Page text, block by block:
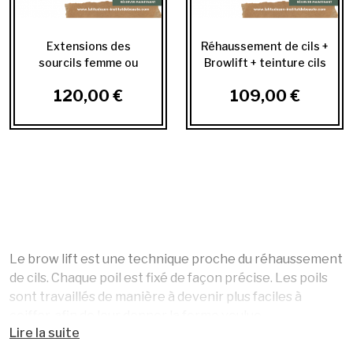
Extensions des
sourcils femme ou
120,00 €
Réhaussement de cils +
Browlift + teinture cils
109,00 €
Le brow lift est une technique proche du réhaussement
de cils. Chaque poil est fixé de façon précise. Les poils
sont travaillés de manière à devenir plus faciles à
On peut compléter le tout par une teinture, pour
Lire la suite